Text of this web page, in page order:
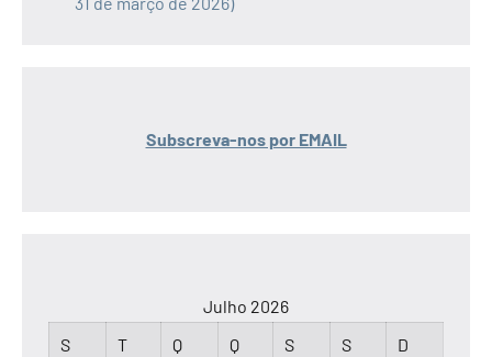
Subscreva-nos por EMAIL
Julho 2026
S
T Q Q S S D